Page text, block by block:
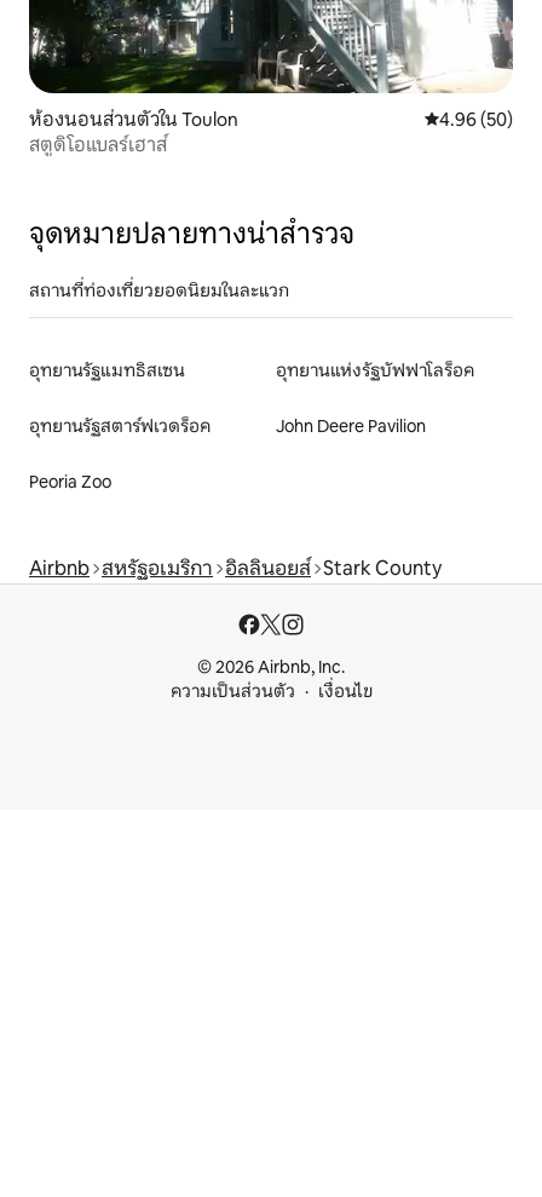
ห้องนอนส่วนตัวใน Toulon คะแนนเฉลี่ย
4.96 (50)
สตูดิโอแบลร์เฮาส์
จุดหมายปลายทางน่าสำรวจ
สถานที่ท่องเที่ยวยอดนิยมในละแวก
อุทยานรัฐแมทธิสเซน อุทยานแห่งรัฐบัฟฟาโลร็อค
อุทยานรัฐสตาร์ฟเวดร็อค John Deere Pavilion
Peoria Zoo
Airbnb สหรัฐอเมริกา อิลลินอยส์ Stark County
© 2026 Airbnb, Inc.
ความเป็นส่วนตัว
เงื่อนไข